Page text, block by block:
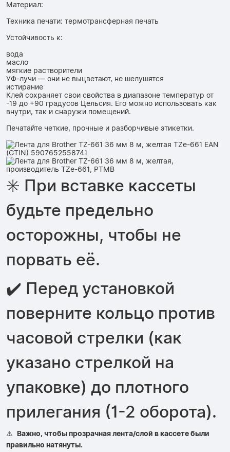
Материал:
Техника печати: термотрансферная печать
Устойчивость к:
вода
масло
мягкие растворители
УФ-лучи — они не выцветают, не шелушятся
истирание
Клей сохраняет свои свойства в диапазоне температур от
-19 до +90 градусов Цельсия. Его можно использовать как
внутри, так и снаружи помещений.
Печатайте четкие, прочные и разборчивые этикетки.
✳️ При вставке кассеты
будьте предельно
осторожны, чтобы не
порвать её.
✔️ Перед установкой
поверните кольцо против
часовой стрелки (как
указано стрелкой на
упаковке) до плотного
прилегания (1-2 оборота).
⚠️ Важно, чтобы прозрачная лента/слой в кассете были
правильно натянуты.